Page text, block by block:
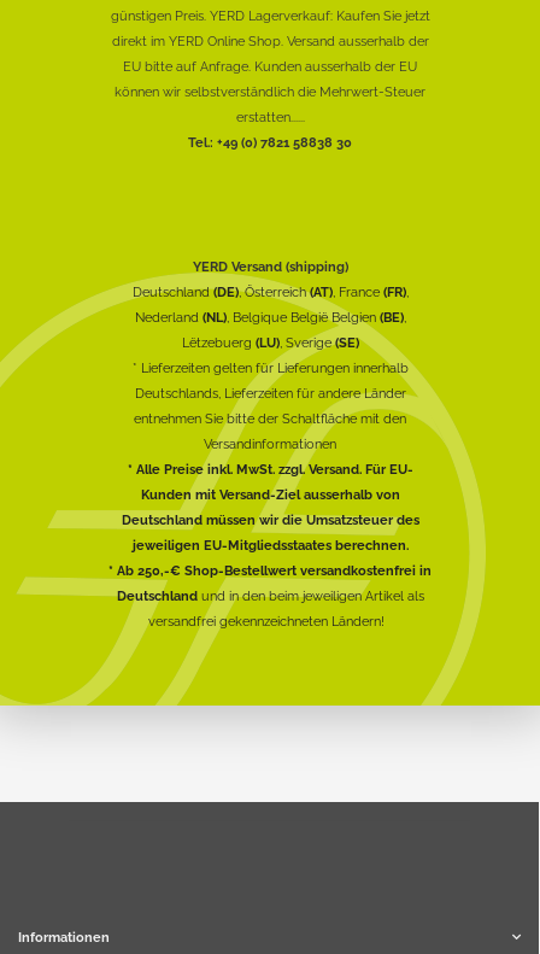
günstigen Preis. YERD Lagerverkauf: Kaufen Sie jetzt
direkt im YERD Online Shop. Versand ausserhalb der
EU bitte auf Anfrage. Kunden ausserhalb der EU
können wir selbstverständlich die Mehrwert-Steuer
erstatten......
Tel.: +49 (0) 7821 58838 30
YERD Versand (shipping)
Deutschland(DE), Österreich(AT), France (FR),
Nederland (NL), Belgique België Belgien (BE),
Lëtzebuerg (LU), Sverige(SE)
* Lieferzeiten gelten für Lieferungen innerhalb
Deutschlands, Lieferzeiten für andere Länder
entnehmen Sie bitte der Schaltfläche mit den
Versandinformationen
* Alle Preise inkl. MwSt. zzgl. Versand. Für EU-
Kunden mit Versand-Ziel ausserhalb von
Deutschland müssen wir die Umsatzsteuer des
jeweiligen EU-Mitgliedsstaates berechnen.
* Ab 250,-€ Shop-Bestellwert versandkostenfrei in
Deutschlandund in den beim jeweiligen Artikel als
versandfrei gekennzeichneten Ländern!
Informationen